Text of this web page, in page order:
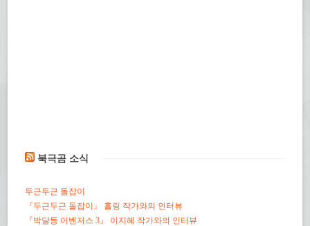
북극곰 소식
두근두근 돌잡이
『두근두근 돌잡이』 홀링 작가와의 인터뷰
『박달동 어벤저스 3』 이지혜 작가와의 인터뷰